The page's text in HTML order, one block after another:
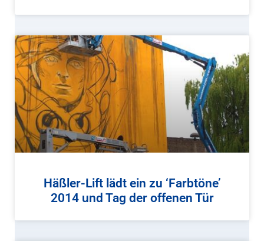
Häßler-Lift lädt ein zu ‘Farbtöne’
2014 und Tag der offenen Tür